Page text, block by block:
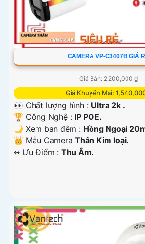
CAMERA VP-C3407B GIÁ
Giá Bán: 2,200,000 ₫
Giá Khuyến Mại:
👀 Chất lượng hình : Ultra 2k .
🏆 Công Nghệ : IP POE.
🌙 Xem ban đêm : Hồng Ngoại
👑 Mẫu Camera Thân Kim loại.
️↭ Ưu Điểm : Thu Âm.